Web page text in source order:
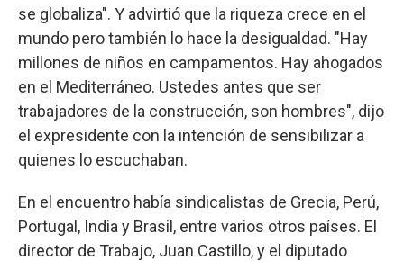
se globaliza". Y advirtió que la riqueza crece en el
mundo pero también lo hace la desigualdad. "Hay
millones de niños en campamentos. Hay ahogados
en el Mediterráneo. Ustedes antes que ser
trabajadores de la construcción, son hombres", dijo
el expresidente con la intención de sensibilizar a
quienes lo escuchaban.
En el encuentro había sindicalistas de Grecia, Perú,
Portugal, India y Brasil, entre varios otros países. El
director de Trabajo, Juan Castillo, y el diputado